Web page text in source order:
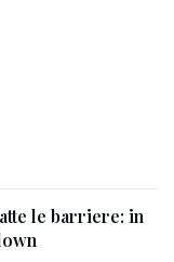
le barriere: in